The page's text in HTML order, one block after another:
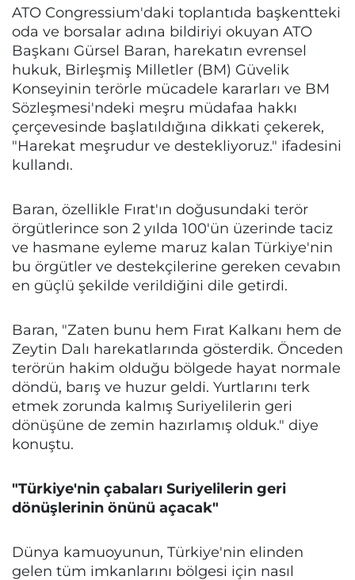
ATO Congressium'daki toplantıda başkentteki
oda ve borsalar adına bildiriyi okuyan ATO
Başkanı Gürsel Baran, harekatın evrensel
hukuk, Birleşmiş Milletler (BM) Güvelik
Konseyinin terörle mücadele kararları ve BM
Sözleşmesi'ndeki meşru müdafaa hakkı
çerçevesinde başlatıldığına dikkati çekerek,
"Harekat meşrudur ve destekliyoruz." ifadesini
kullandı.
Baran, özellikle Fırat'ın doğusundaki terör
örgütlerince son 2 yılda 100'ün üzerinde taciz
ve hasmane eyleme maruz kalan Türkiye'nin
bu örgütler ve destekçilerine gereken cevabın
en güçlü şekilde verildiğini dile getirdi.
Baran, "Zaten bunu hem Fırat Kalkanı hem de
Zeytin Dalı harekatlarında gösterdik. Önceden
terörün hakim olduğu bölgede hayat normale
döndü, barış ve huzur geldi. Yurtlarını terk
etmek zorunda kalmış Suriyelilerin geri
dönüşüne de zemin hazırlamış olduk." diye
konuştu.
"Türkiye'nin çabaları Suriyelilerin geri
dönüşlerinin önünü açacak"
Dünya kamuoyunun, Türkiye'nin elinden
gelen tüm imkanlarını bölgesi için nasıl